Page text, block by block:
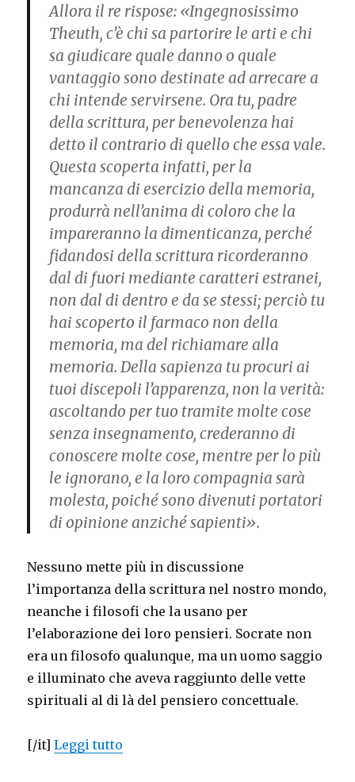
Allora il re rispose: «Ingegnosissimo
Theuth, c’è chi sa partorire le arti e chi
sa giudicare quale danno o quale
vantaggio sono destinate ad arrecare a
chi intende servirsene. Ora tu, padre
della scrittura, per benevolenza hai
detto il contrario di quello che essa vale.
Questa scoperta infatti, per la
mancanza di esercizio della memoria,
produrrà nell’anima di coloro che la
impareranno la dimenticanza, perché
fidandosi della scrittura ricorderanno
dal di fuori mediante caratteri estranei,
non dal di dentro e da se stessi; perciò tu
hai scoperto il farmaco non della
memoria, ma del richiamare alla
memoria. Della sapienza tu procuri ai
tuoi discepoli l’apparenza, non la verità:
ascoltando per tuo tramite molte cose
senza insegnamento, crederanno di
conoscere molte cose, mentre per lo più
le ignorano, e la loro compagnia sarà
molesta, poiché sono divenuti portatori
di opinione anziché sapienti».
Nessuno mette più in discussione
l’importanza della scrittura nel nostro mondo,
neanche i filosofi che la usano per
l’elaborazione dei loro pensieri. Socrate non
era un filosofo qualunque, ma un uomo saggio
e illuminato che aveva raggiunto delle vette
spirituali al di là del pensiero concettuale.
[/it]Leggi tutto